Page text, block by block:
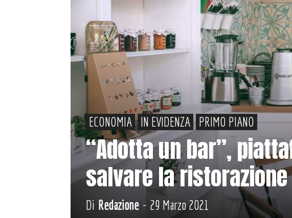
ECONOMIA IN EVIDENZA PRIMO PIANO
“Adotta un bar”,
salvare la ristorazione
Di Redazione - 29 Marzo 2021